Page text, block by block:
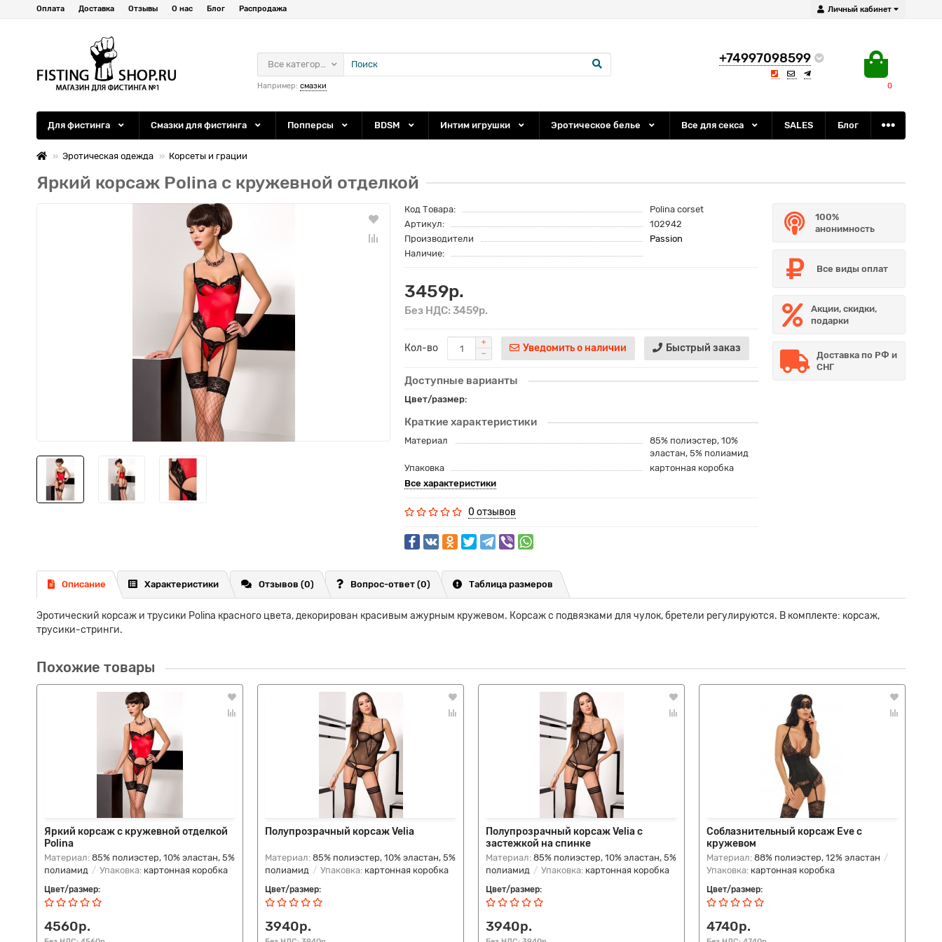
Личный кабинет
Оплата Доставка Отзывы О нас Блог Распродажа
+74997098599
0
Все категории
Например: смазки
Для фистинга Смазки для фистинга Попперсы BDSM Интим игрушки Эротическое белье Все для секса SALES Блог
Эротическая одежда Корсеты и грации
Яркий корсаж Polina с кружевной отделкой
Код Товара:
Polina corset
Артикул:
102942
Производители
Passion
Наличие:
3459р.
Без НДС: 3459р.
Кол-во Уведомить о наличии Быстрый заказ
Доступные варианты
Цвет/размер:
Краткие характеристики
Материал
85% полиэстер, 10%
эластан, 5% полиамид
Упаковка
картонная коробка
Все характеристики
0 отзывов
100%
анонимность
Все виды оплат
Акции, скидки,
подарки
Доставка по РФ и
СНГ
Описание Характеристики Отзывов (0) Вопрос-ответ (0) Таблица размеров
Эротический корсаж и трусики Polina красного цвета, декорирован красивым ажурным кружевом. Корсаж с подвязками для чулок, бретели регулируются. В комплекте: корсаж,
трусики-стринги.
Похожие товары
Яркий корсаж с кружевной отделкой
Polina
Материал: 85% полиэстер, 10% эластан, 5%
полиамид
Упаковка: картонная коробка
Цвет/размер:
4560р.
Полупрозрачный корсаж Velia
Материал: 85% полиэстер, 10% эластан, 5%
полиамид
Упаковка: картонная коробка
Цвет/размер:
3940р.
Полупрозрачный корсаж Velia с
застежкой на спинке
Материал: 85% полиэстер, 10% эластан, 5%
полиамид
Упаковка: картонная коробка
Цвет/размер:
3940р.
Соблазнительный корсаж Eve с
кружевом
Материал: 88% полиэстер, 12% эластан
Упаковка: картонная коробка
Цвет/размер:
4740р.